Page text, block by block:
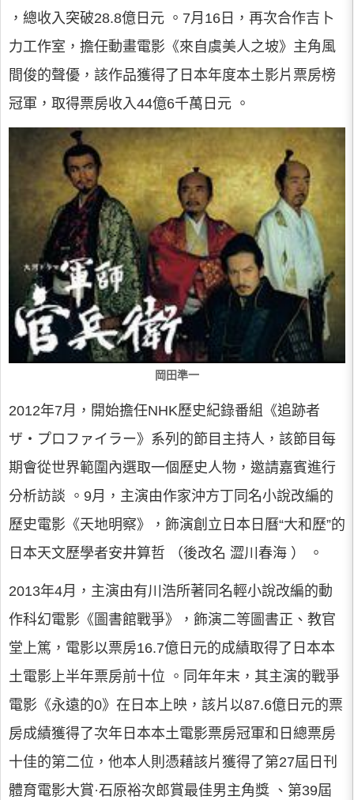
，總收入突破28.8億日元 。7月16日，再次合作吉卜
力工作室，擔任動畫電影《來自虞美人之坡》主角風
間俊的聲優，該作品獲得了日本年度本土影片票房榜
冠軍，取得票房收入44億6千萬日元 。
岡田準一
2012年7月，開始擔任NHK歷史紀錄番組《追跡者
ザ・プロファイラー》系列的節目主持人，該節目每
期會從世界範圍內選取一個歷史人物，邀請嘉賓進行
分析訪談 。9月，主演由作家沖方丁同名小說改編的
歷史電影《天地明察》，飾演創立日本日曆“大和歷”的
日本天文歷學者安井算哲 （後改名 澀川春海 ） 。
2013年4月，主演由有川浩所著同名輕小說改編的動
作科幻電影《圖書館戰爭》，飾演二等圖書正、教官
堂上篤，電影以票房16.7億日元的成績取得了日本本
土電影上半年票房前十位 。同年年末，其主演的戰爭
電影《永遠的0》在日本上映，該片以87.6億日元的票
房成績獲得了次年日本本土電影票房冠軍和日總票房
十佳的第二位，他本人則憑藉該片獲得了第27屆日刊
體育電影大賞·石原裕次郎賞最佳男主角獎 、第39屆